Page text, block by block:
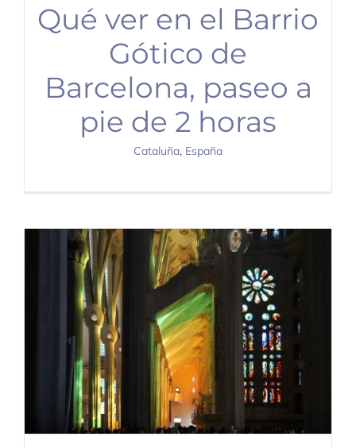
Qué ver en el Barrio
Gótico de
Barcelona, paseo a
pie de 2 horas
Cataluña, España